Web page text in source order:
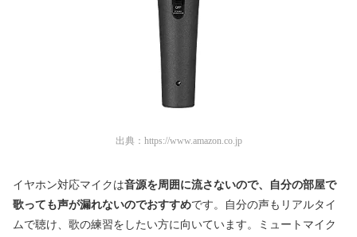
出典： https://www.amazon.co.jp
イヤホン対応マイクは音源を周囲に流さないので、自分の部屋で
歌っても声が漏れないのでおすすめです。自分の声もリアルタイ
ムで聴け、歌の練習をしたい方に向いています。ミュートマイク